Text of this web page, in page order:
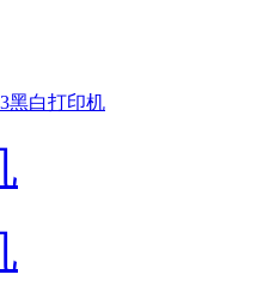
黑白打印机